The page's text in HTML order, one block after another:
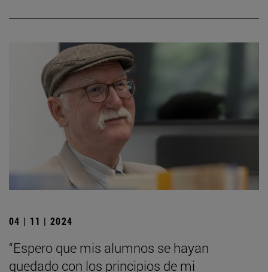
04 | 11 | 2024
“Espero que mis alumnos se hayan
quedado con los principios de mi